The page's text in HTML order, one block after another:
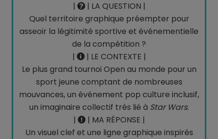
|
| LA QUESTION |
Quel territoire graphique préempter pour
asseoir la légitimité sportive et événementielle
de la compétition ?
|
| LE CONTEXTE |
Le plus grand tournoi Open au monde pour un
sport jeune comptant de nombreuses
mouvances, un événement pop culture inclusif,
un imaginaire collectif très lié à Star Wars.
|
| MA RÉPONSE |
Un visuel clef et une ligne graphique inspirés